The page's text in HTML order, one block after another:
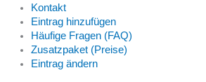
Kontakt
Eintrag hinzufügen
Häufige Fragen (FAQ)
Zusatzpaket (Preise)
Eintrag ändern